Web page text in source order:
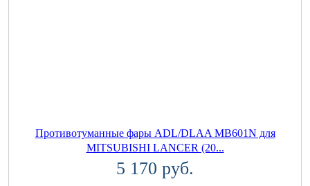
Противотуманные фары ADL/DLAA MB601N для
MITSUBISHI LANCER (20...
5 170 руб.